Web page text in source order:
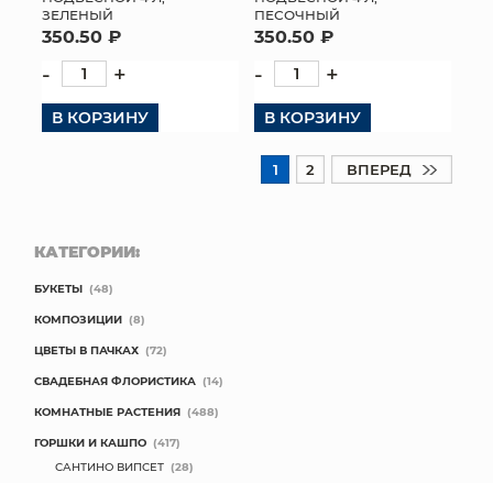
ЗЕЛЕНЫЙ
350.50 ₽
- +
В КОРЗИНУ
ПЕСОЧНЫЙ
350.50 ₽
- +
В КОРЗИНУ
1 2 ВПЕРЕД
КАТЕГОРИИ:
БУКЕТЫ (48)
КОМПОЗИЦИИ (8)
ЦВЕТЫ В ПАЧКАХ (72)
СВАДЕБНАЯ ФЛОРИСТИКА (14)
КОМНАТНЫЕ РАСТЕНИЯ (488)
ГОРШКИ И КАШПО (417)
САНТИНО ВИПСЕТ (28)